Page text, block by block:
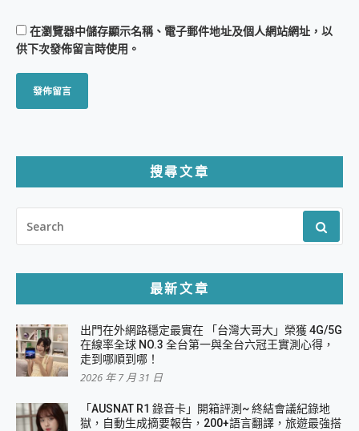
在瀏覽器中儲存顯示名稱、電子郵件地址及個人網站網址，以
供下次發佈留言時使用。
搜尋文章
FOR:
最新文章
出門在外網路穩定最實在 「台灣大哥大」榮獲 4G/5G
在線率全球 NO.3 全台第一與全台六冠王實測心得，
走到哪順到哪！
2026 年 7 月 31 日
「AUSNAT R1 錄音卡」開箱評測~ 終結會議紀錄地
獄，自動生成摘要報告，200+語言翻譯，旅遊最強搭